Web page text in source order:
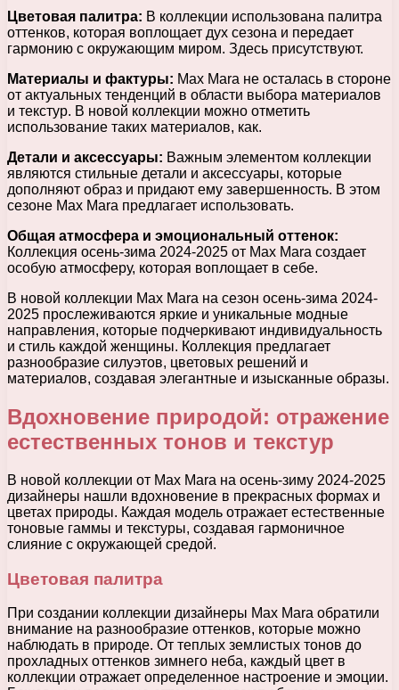
Цветовая палитра: В коллекции использована палитра
оттенков, которая воплощает дух сезона и передает
гармонию с окружающим миром. Здесь присутствуют.
Материалы и фактуры: Max Mara не осталась в стороне
от актуальных тенденций в области выбора материалов
и текстур. В новой коллекции можно отметить
использование таких материалов, как.
Детали и аксессуары: Важным элементом коллекции
являются стильные детали и аксессуары, которые
дополняют образ и придают ему завершенность. В этом
сезоне Max Mara предлагает использовать.
Общая атмосфера и эмоциональный оттенок:
Коллекция осень-зима 2024-2025 от Max Mara создает
особую атмосферу, которая воплощает в себе.
В новой коллекции Max Mara на сезон осень-зима 2024-
2025 прослеживаются яркие и уникальные модные
направления, которые подчеркивают индивидуальность
и стиль каждой женщины. Коллекция предлагает
разнообразие силуэтов, цветовых решений и
материалов, создавая элегантные и изысканные образы.
Вдохновение природой: отражение
естественных тонов и текстур
В новой коллекции от Max Mara на осень-зиму 2024-2025
дизайнеры нашли вдохновение в прекрасных формах и
цветах природы. Каждая модель отражает естественные
тоновые гаммы и текстуры, создавая гармоничное
слияние с окружающей средой.
Цветовая палитра
При создании коллекции дизайнеры Max Mara обратили
внимание на разнообразие оттенков, которые можно
наблюдать в природе. От теплых землистых тонов до
прохладных оттенков зимнего неба, каждый цвет в
коллекции отражает определенное настроение и эмоции.